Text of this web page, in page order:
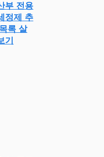
부 전용
정제 추
록 살
기